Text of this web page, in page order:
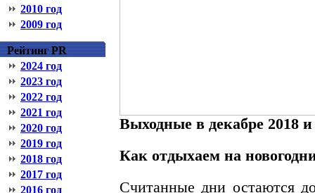
2010 год
2009 год
Рейтинг PR
2024 год
2023 год
2022 год
2021 год
2020 год
2019 год
2018 год
2017 год
2016 год
Выходные в декабре 2018
Как отдыхаем на
Считанные дни остаются